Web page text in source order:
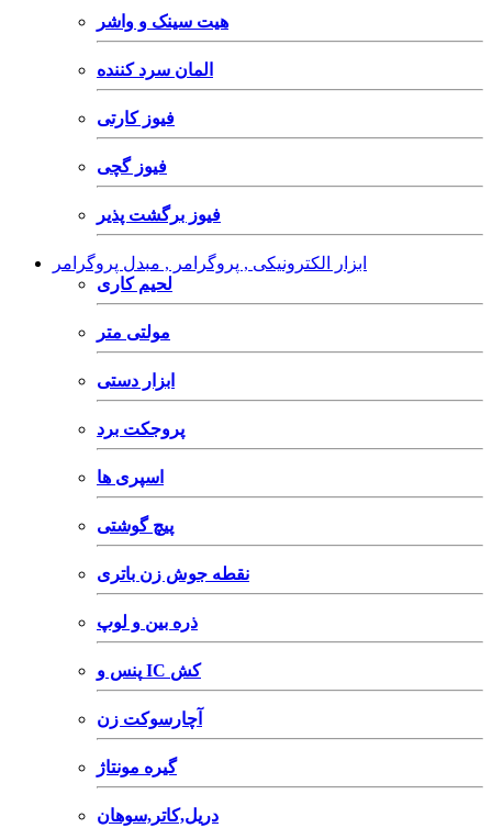
هیت سینک و واشر
المان سرد کننده
فیوز کارتی
فیوز گچی
فیوز برگشت پذیر
ابزار الکترونیکی , پروگرامر , مبدل پروگرامر
لحیم کاری
مولتی متر
ابزار دستی
پروجکت برد
اسپری ها
پیچ گوشتی
نقطه جوش زن باتری
ذره بین و لوپ
پنس و IC کش
آچارسوکت زن
گیره مونتاژ
دریل,کاتر,سوهان